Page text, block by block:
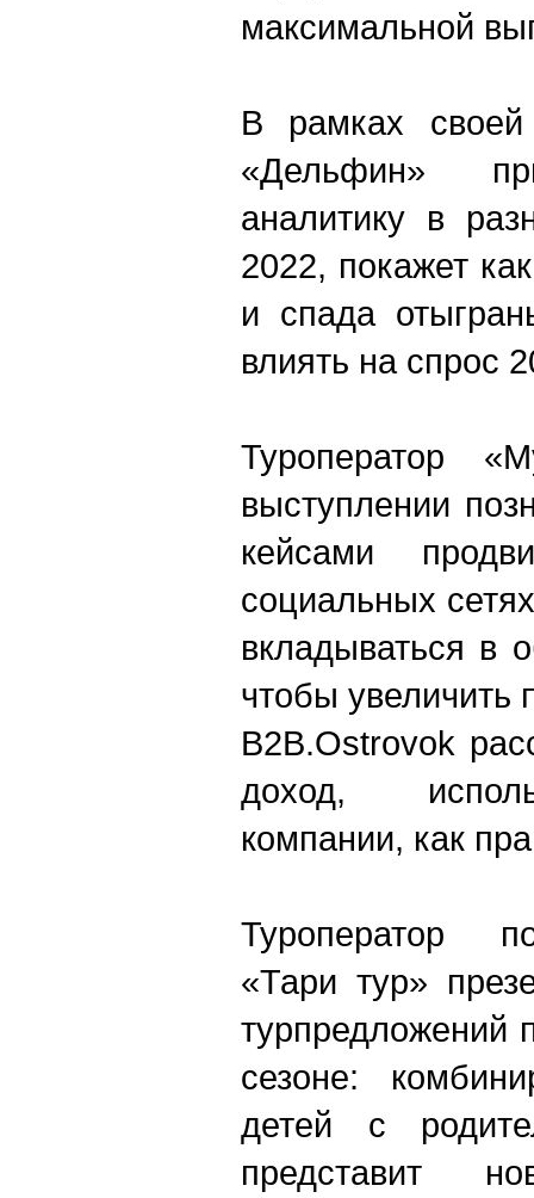
максимальной
В рамках своей
«Дельфин»
аналитику в
2022, покажет
и спада
влиять на спрос
Туроператор
выступлении
кейсами
социальных
вкладываться в
чтобы увеличить
B2B.Ostrovok
доход,
компании, как
Туроператор
«Тари тур»
турпредложений
сезоне:
детей с
представит